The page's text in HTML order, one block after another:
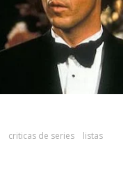
criticas de series listas